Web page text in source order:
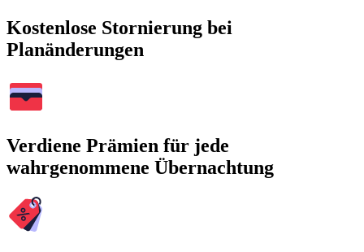
Kostenlose Stornierung bei
Planänderungen
Verdiene Prämien für jede
wahrgenommene Übernachtung